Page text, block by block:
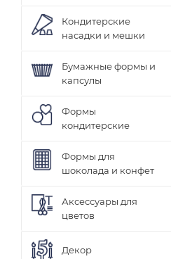
Кондитерские
насадки и мешки
Бумажные формы и
капсулы
Формы
кондитерские
Формы для
шоколада и конфет
Аксессуары для
цветов
Декор